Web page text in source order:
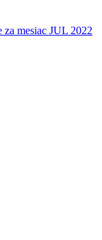
za mesiac JUL 2022